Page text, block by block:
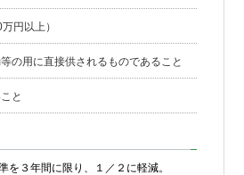
円以上）
の用に直接供されるものであること
と
を３年間に限り、１／２に軽減。